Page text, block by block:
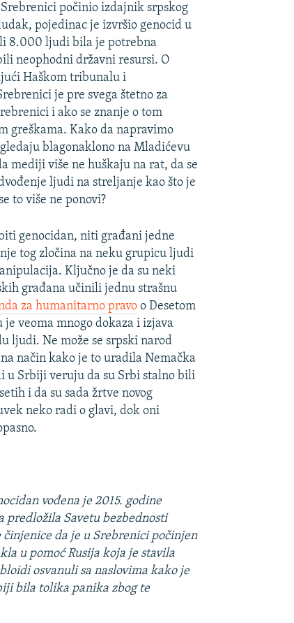
počinio izdajnik srpskog
pojedinac je izvršio genocid u
8.000 ljudi bila je potrebna
neophodni državni resursi. O
Haškom tribunalu i
je pre svega štetno za
i ako se znanje o tom
greškama. Kako da napravimo
blagonaklono na Mladićevu
mediji više ne huškaju na rat, da se
ljudi na streljanje kao što je
to više ne ponovi?
genocidan, niti građani jedne
tog zločina na neku grupicu ljudi
Ključno je da su neki
građana učinili jednu strašnu
za humanitarno pravo o Desetom
veoma mnogo dokaza i izjava
ljudi. Ne može se srpski narod
način kako je to uradila Nemačka
u Srbiji veruju da su Srbi stalno bili
i da su sada žrtve novog
neko radi o glavi, dok oni
vođena je 2015. godine
Savetu bezbednosti
da je u Srebrenici počinjen
u pomoć Rusija koja je stavila
osvanuli sa naslovima kako je
bila tolika panika zbog te